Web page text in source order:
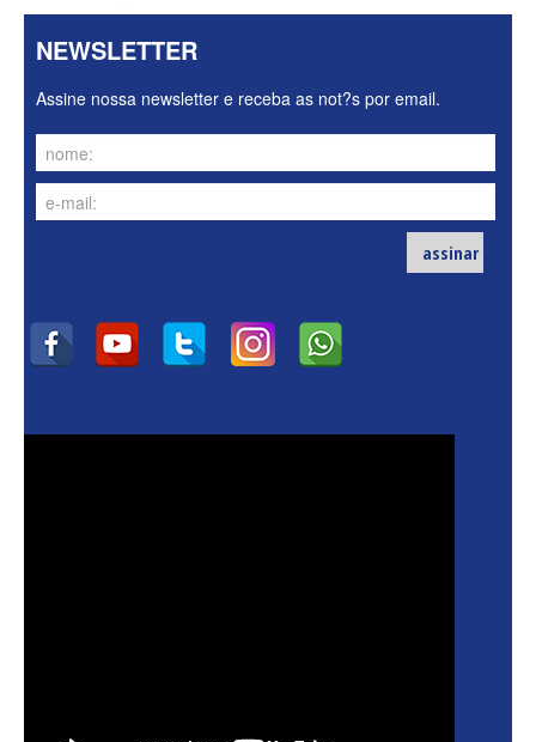
NEWSLETTER
Assine nossa newsletter e receba as not?s por email.